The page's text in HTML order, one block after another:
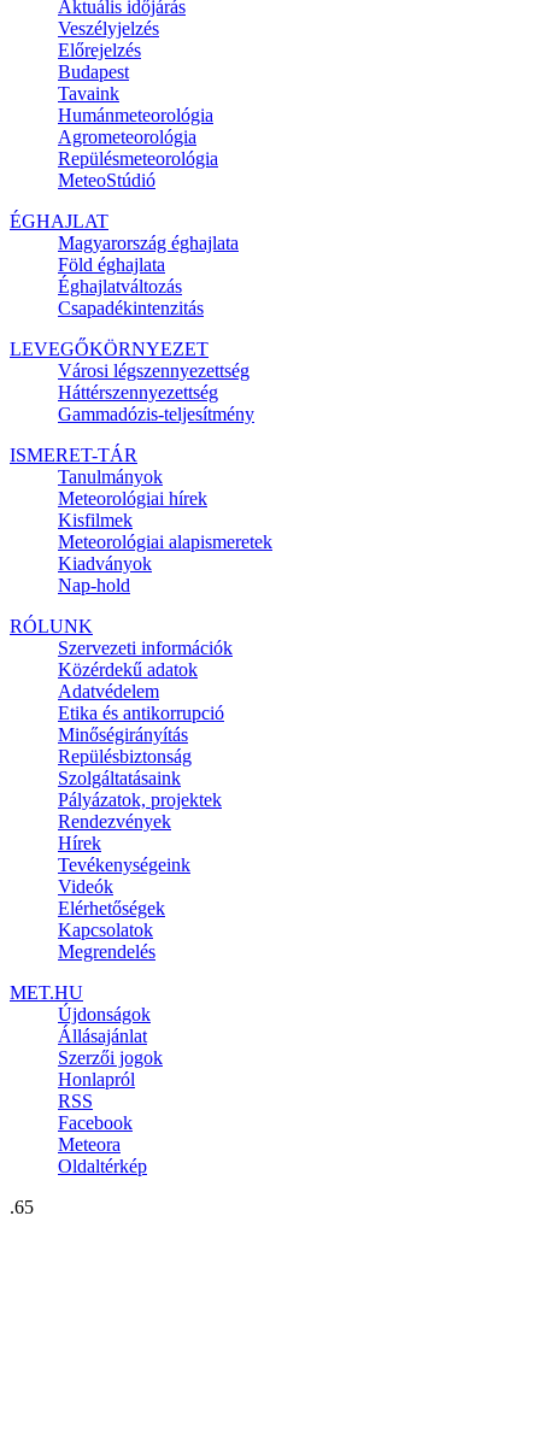
Aktuális időjárás
Veszélyjelzés
Előrejelzés
Budapest
Tavaink
Humánmeteorológia
Agrometeorológia
Repülésmeteorológia
MeteoStúdió
ÉGHAJLAT
Magyarország éghajlata
Föld éghajlata
Éghajlatváltozás
Csapadékintenzitás
LEVEGŐKÖRNYEZET
Városi légszennyezettség
Háttérszennyezettség
Gammadózis-teljesítmény
ISMERET-TÁR
Tanulmányok
Meteorológiai hírek
Kisfilmek
Meteorológiai alapismeretek
Kiadványok
Nap-hold
RÓLUNK
Szervezeti információk
Közérdekű adatok
Adatvédelem
Etika és antikorrupció
Minőségirányítás
Repülésbiztonság
Szolgáltatásaink
Pályázatok, projektek
Rendezvények
Hírek
Tevékenységeink
Videók
Elérhetőségek
Kapcsolatok
Megrendelés
MET.HU
Újdonságok
Állásajánlat
Szerzői jogok
Honlapról
RSS
Facebook
Meteora
Oldaltérkép
.65